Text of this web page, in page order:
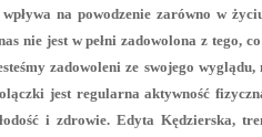
na powodzenie zarówno w
nie jest w pełni zadowolona z
zadowoleni ze swojego
jest regularna aktywność
i zdrowie. Edyta Kędzierska,